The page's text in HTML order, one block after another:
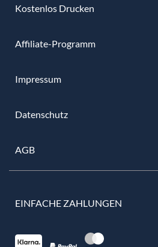
Kostenlos Drucken
Affiliate-Programm
Impressum
Datenschutz
AGB
EINFACHE ZAHLUNGEN